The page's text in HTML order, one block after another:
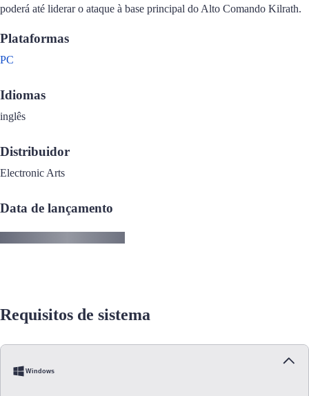
poderá até liderar o ataque à base principal do Alto Comando Kilrath.
Plataformas
PC
Idiomas
inglês
Distribuidor
Electronic Arts
Data de lançamento
Requisitos de sistema
Windows